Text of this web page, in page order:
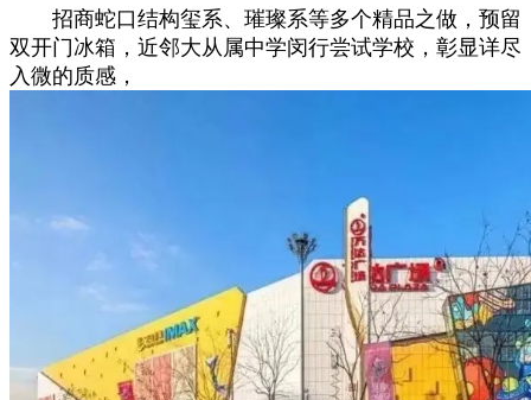
招商蛇口结构玺系、璀璨系等多个精品之做，预留
双开门冰箱，近邻大从属中学闵行尝试学校，彰显详尽
入微的质感，